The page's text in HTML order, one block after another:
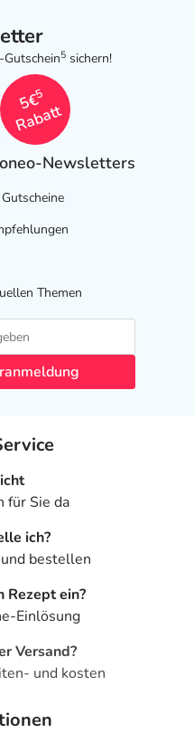
5 sichern!
5€
5
Rabatt
Newsletters
Themen
für Sie da
ich?
bestellen
Rezept ein?
Einlösung
Versand?
und kosten